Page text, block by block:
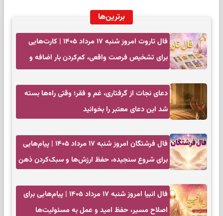
برترین‌ها
فال تاروت امروز شنبه ۱۷ مرداد ۱۴۰۵ | کارت‌هایی
برای تشخیص فرصت واقعی، کم‌کردن بار اضافه و
دعای نجات از گرفتاری، غم و فقر؛ وقتی راه‌ها بسته
شد این دعای معتبر را بخوانید
فال فرشتگان امروز شنبه ۱۷ مرداد ۱۴۰۵ | پیام‌هایی
برای شروع سنجیده، حفظ ارزش‌ها و سبک‌کردن ذهن
فال انبیا امروز شنبه ۱۷ مرداد ۱۴۰۵ | پیام‌هایی برای
اصلاح مسیر، حفظ امید و عمل به مسئولیت‌ها